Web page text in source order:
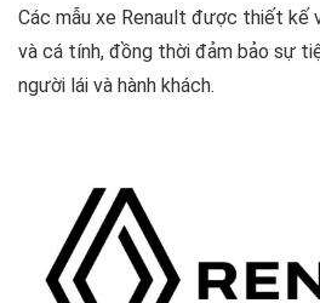
Các mẫu xe Renault được thiết kế
và cá tính, đồng thời đảm bảo sự
người lái và hành khách.